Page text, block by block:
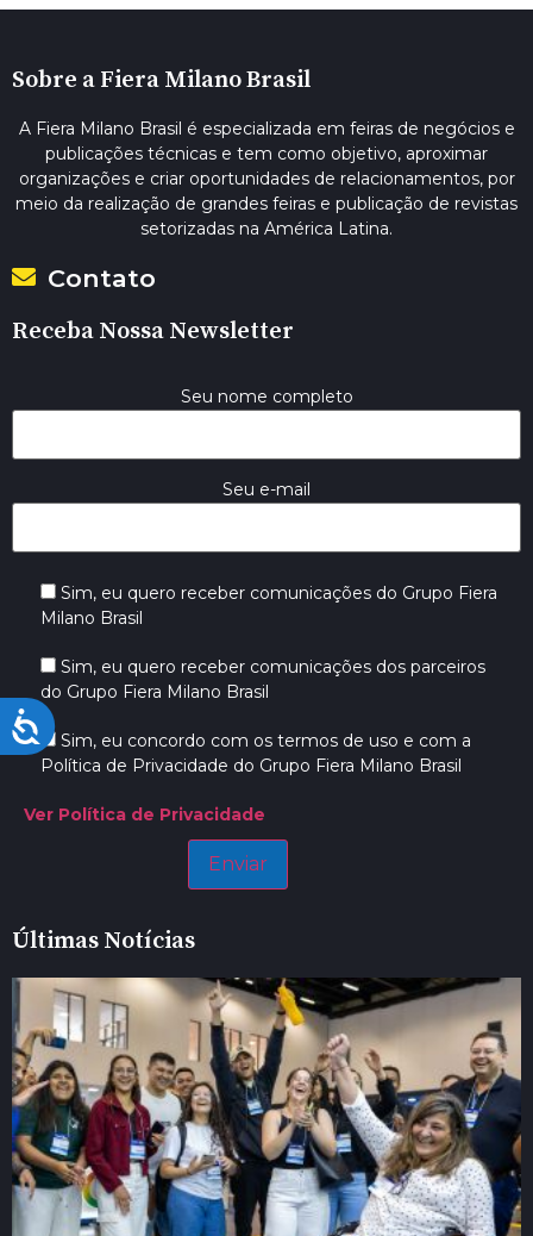
Acessibilidade
Sobre a Fiera Milano Brasil
A Fiera Milano Brasil é especializada em feiras de negócios e
publicações técnicas e tem como objetivo, aproximar
organizações e criar oportunidades de relacionamentos, por
meio da realização de grandes feiras e publicação de revistas
setorizadas na América Latina.
Contato
Receba Nossa Newsletter
Seu nome completo
Seu e-mail
Sim, eu quero receber comunicações do Grupo Fiera
Milano Brasil
Sim, eu quero receber comunicações dos parceiros
do Grupo Fiera Milano Brasil
Sim, eu concordo com os termos de uso e com a
Política de Privacidade do Grupo Fiera Milano Brasil
Ver Política de Privacidade
Últimas Notícias